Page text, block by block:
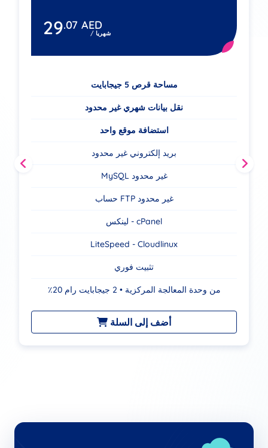
29.07 AED
/ شهريا
مساحة قرص 5 جيجابايت
نقل بيانات شهري غير محدود
استضافة موقع واحد
بريد إلكتروني غير محدود
MySQL غير محدود
حساب FTP غير محدود
لينكس - cPanel
LiteSpeed - Cloudlinux
تثبيت فوري
٪20 من وحدة المعالجة المركزية • 2 جيجابايت رام
أضف إلى السلة